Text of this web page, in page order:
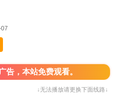
告，本站免费观看。
↓无法播放请更换下面线路↓